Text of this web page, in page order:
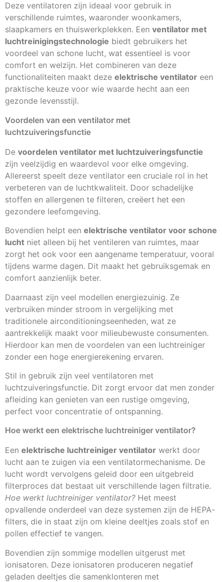
Deze ventilatoren zijn ideaal voor gebruik in
verschillende ruimtes, waaronder woonkamers,
slaapkamers en thuiswerkplekken. Een ventilator met
luchtreinigingstechnologie biedt gebruikers het
voordeel van schone lucht, wat essentieel is voor
comfort en welzijn. Het combineren van deze
functionaliteiten maakt deze elektrische ventilator een
praktische keuze voor wie waarde hecht aan een
gezonde levensstijl.
Voordelen van een ventilator met
luchtzuiveringsfunctie
De voordelen ventilator met luchtzuiveringsfunctie
zijn veelzijdig en waardevol voor elke omgeving.
Allereerst speelt deze ventilator een cruciale rol in het
verbeteren van de luchtkwaliteit. Door schadelijke
stoffen en allergenen te filteren, creëert het een
gezondere leefomgeving.
Bovendien helpt een elektrische ventilator voor schone
lucht niet alleen bij het ventileren van ruimtes, maar
zorgt het ook voor een aangename temperatuur, vooral
tijdens warme dagen. Dit maakt het gebruiksgemak en
comfort aanzienlijk beter.
Daarnaast zijn veel modellen energiezuinig. Ze
verbruiken minder stroom in vergelijking met
traditionele airconditioningseenheden, wat ze
aantrekkelijk maakt voor milieubewuste consumenten.
Hierdoor kan men de voordelen van een luchtreiniger
zonder een hoge energierekening ervaren.
Stil in gebruik zijn veel ventilatoren met
luchtzuiveringsfunctie. Dit zorgt ervoor dat men zonder
afleiding kan genieten van een rustige omgeving,
perfect voor concentratie of ontspanning.
Hoe werkt een elektrische luchtreiniger ventilator?
Een elektrische luchtreiniger ventilator werkt door
lucht aan te zuigen via een ventilatormechanisme. De
lucht wordt vervolgens geleid door een uitgebreid
filterproces dat bestaat uit verschillende lagen filtratie.
Hoe werkt luchtreiniger ventilator? Het meest
opvallende onderdeel van deze systemen zijn de HEPA-
filters, die in staat zijn om kleine deeltjes zoals stof en
pollen effectief te vangen.
Bovendien zijn sommige modellen uitgerust met
ionisatoren. Deze ionisatoren produceren negatief
geladen deeltjes die samenklonteren met